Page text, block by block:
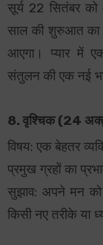
सूर्य 22 सितंबर
साल की शुरुआत का
आएगा। प्यार में
संतुलन की एक नई
8. वृश्चिक (24
विषय: एक बेहतर
प्रमुख ग्रहों का
सुझाव: अपने मन
किसी नए तरीके या